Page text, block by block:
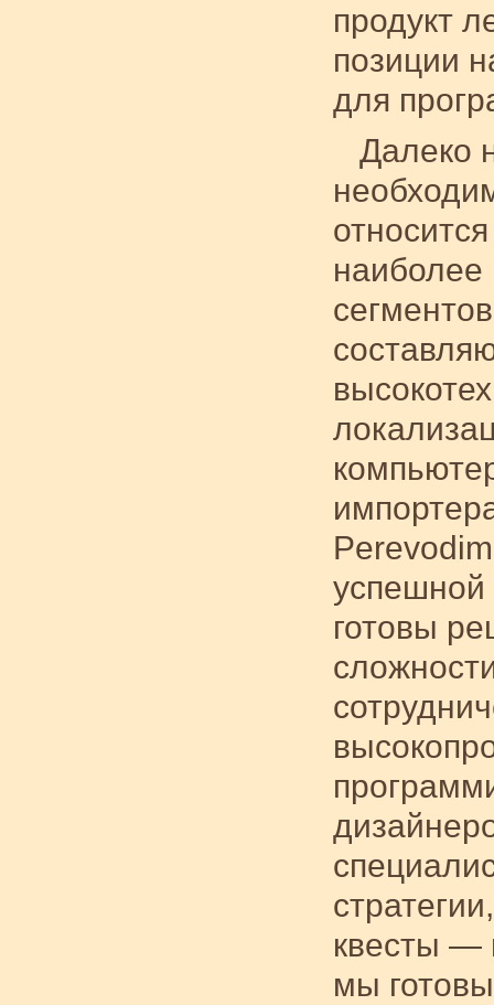
продукт
позиции
для
Далеко
успешной
готовы
квесты —
мы готовы